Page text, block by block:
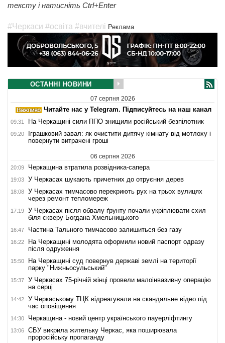
тексту і натисніть Ctrl+Enter
#Черкаси #освіта #вчителі Реклама
ОСТАННІ НОВИНИ
07 серпня 2026
Читайте нас у Telegram. Підписуйтесь на наш канал
09:31 На Черкащині сили ППО знищили російський безпілотник
09:20
Іграшковий завал: як очистити дитячу кімнату від мотлоху і
повернути витрачені гроші
06 серпня 2026
20:09 Черкащина втратила розвідника-сапера
19:03 У Черкасах шукають причетних до отруєння дерев
18:08
У Черкасах тимчасово перекриють рух на трьох вулицях
через ремонт тепломереж
17:19
У Черкасах після обвалу ґрунту почали укріплювати схил
біля скверу Богдана Хмельницького
16:47 Частина Тального тимчасово залишиться без газу
16:22
На Черкащині молодята оформили новий паспорт одразу
після одруження
15:50
На Черкащині суд повернув державі землі на території
парку "Нижньосульський"
15:37
У Черкасах 75-річній жінці провели малоінвазивну операцію
на серці
14:42
У Черкаському ТЦК відреагували на скандальне відео під
час оповіщення
14:30 Черкащина - новий центр українського пауерліфтингу
13:06
СБУ викрила жительку Черкас, яка поширювала
проросійську пропаганду